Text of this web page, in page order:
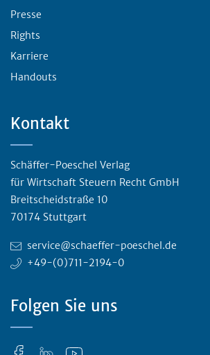
Presse
Rights
Karriere
Handouts
Kontakt
Schäffer-Poeschel Verlag
für Wirtschaft Steuern Recht GmbH
Breitscheidstraße 10
70174 Stuttgart
service@schaeffer-poeschel.de
+49-(0)711-2194-0
Folgen Sie uns